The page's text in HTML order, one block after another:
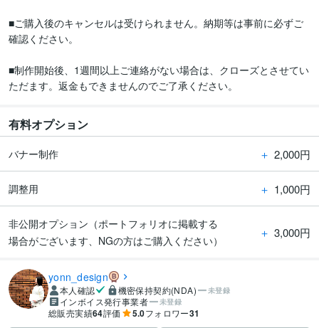
■ご購入後のキャンセルは受けられません。納期等は事前に必ずご
確認ください。
■制作開始後、1週間以上ご連絡がない場合は、クローズとさせてい
ただます。返金もできませんのでご了承ください。
有料オプション
バナー制作 ＋ 2,000円
調整用 ＋ 1,000円
非公開オプション（ポートフォリオに掲載する
場合がございます、NGの方はご購入ください）
＋ 3,000円
yonn_design
本人確認 機密保持契約(NDA) 未登録
インボイス発行事業者 未登録
総販売実績64評価 5.0フォロワー31